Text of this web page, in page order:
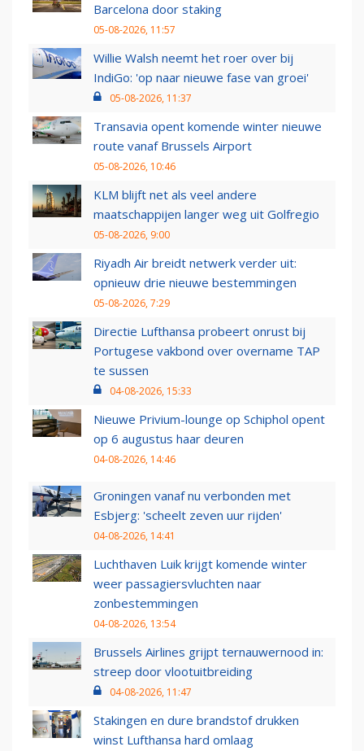
Barcelona door staking
05-08-2026, 11:57
Willie Walsh neemt het roer over bij
IndiGo: 'op naar nieuwe fase van groei'
05-08-2026, 11:37
Transavia opent komende winter nieuwe
route vanaf Brussels Airport
05-08-2026, 10:46
KLM blijft net als veel andere
maatschappijen langer weg uit Golfregio
05-08-2026, 9:00
Riyadh Air breidt netwerk verder uit:
opnieuw drie nieuwe bestemmingen
05-08-2026, 7:29
Directie Lufthansa probeert onrust bij
Portugese vakbond over overname TAP
te sussen
04-08-2026, 15:33
Nieuwe Privium-lounge op Schiphol opent
op 6 augustus haar deuren
04-08-2026, 14:46
Groningen vanaf nu verbonden met
Esbjerg: 'scheelt zeven uur rijden'
04-08-2026, 14:41
Luchthaven Luik krijgt komende winter
weer passagiersvluchten naar
zonbestemmingen
04-08-2026, 13:54
Brussels Airlines grijpt ternauwernood in:
streep door vlootuitbreiding
04-08-2026, 11:47
Stakingen en dure brandstof drukken
winst Lufthansa hard omlaag